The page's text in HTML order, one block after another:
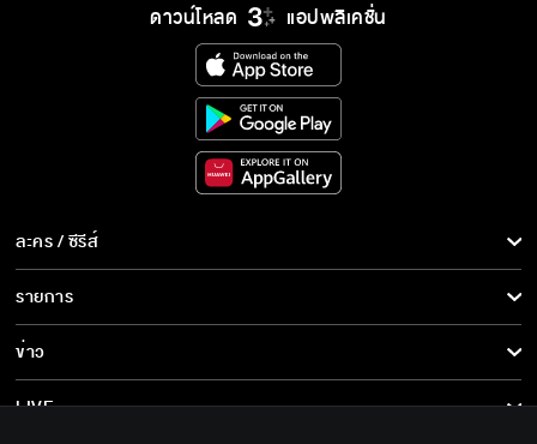
ดาวน์โหลด แอปพลิเคชั่น
ละคร / ซีรีส์
ละคร/ซีรีส์
ซีรีส์นานาชาติ
การ์ตูน & เกม
รายการ
รายการทั้งหมด
ข่าว
ข่าวทั้งหมด
LIVE